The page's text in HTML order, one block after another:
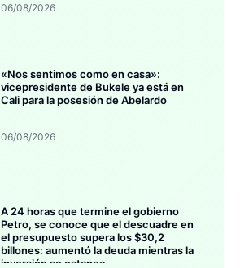
06/08/2026
«Nos sentimos como en casa»:
vicepresidente de Bukele ya está en
Cali para la posesión de Abelardo
06/08/2026
A 24 horas que termine el gobierno
Petro, se conoce que el descuadre en
el presupuesto supera los $30,2
billones: aumentó la deuda mientras la
inversión se estanca